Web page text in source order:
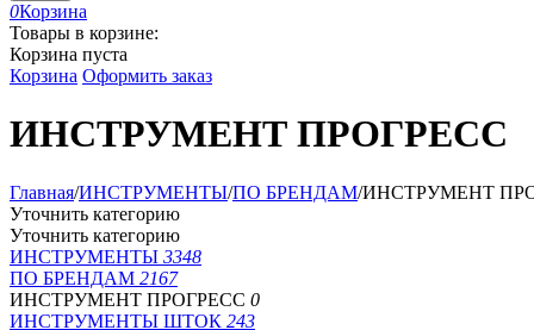
0Корзина
Товары в корзине:
Корзина пуста
Корзина Оформить заказ
ИНСТРУМЕНТ ПРОГРЕСС
Главная/ИНСТРУМЕНТЫ/ПО БРЕНДАМ/ИНСТРУМЕНТ
Уточнить категорию
Уточнить категорию
ИНСТРУМЕНТЫ 3348
ПО БРЕНДАМ 2167
ИНСТРУМЕНТ ПРОГРЕСС 0
ИНСТРУМЕНТЫ ШТОК 243